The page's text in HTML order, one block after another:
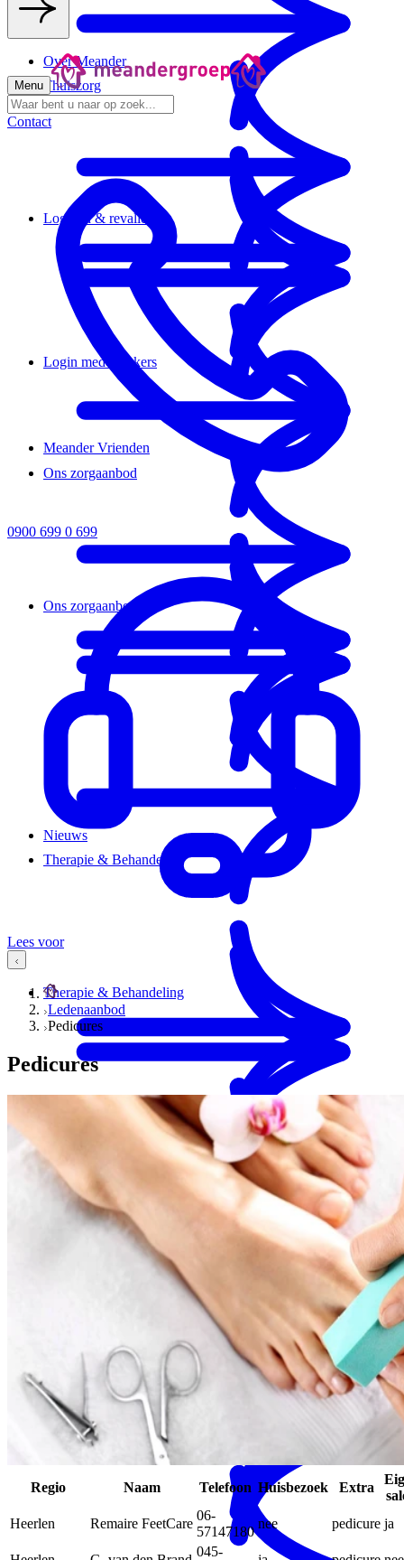
Thuiszorg
Ons zorgaanbod
Therapie & Behandeling
Logeren & revalideren
Ons zorgaanbod
Therapie & Behandeling
Mantelzorgondersteuning
Login medewerkers
Over Meander
Meander Vrienden
Nieuws
MENS magazine
Menu
Contact
0900 699 0 699
Lees voor
Ledenaanbod
Pedicures
Pedicures
Regio Naam Telefoon Huisbezoek Extra
Heerlen
Remaire FeetCare
06-
57147180
nee pedicure ja
045-